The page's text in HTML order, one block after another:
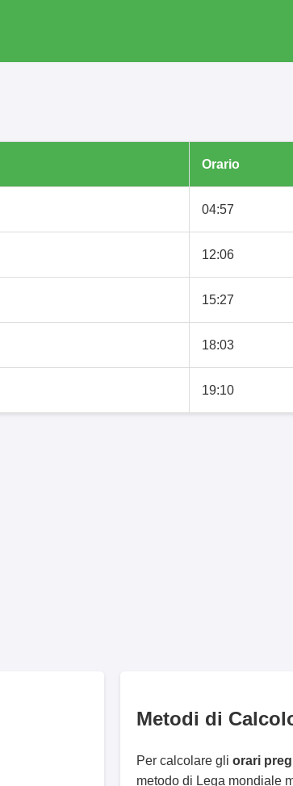
Orario
04:57
12:06
15:27
18:03
19:10
Metodi di
Per calcolare gli orari
metodo di Lega mondiale